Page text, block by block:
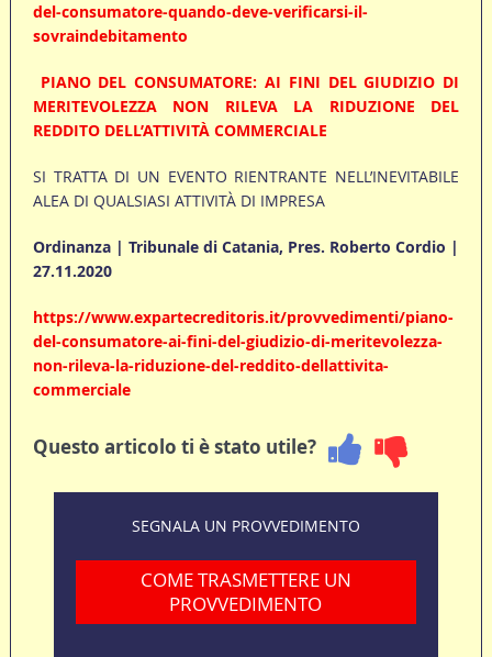
del-consumatore-quando-deve-verificarsi-il-
sovraindebitamento
PIANO DEL CONSUMATORE: AI FINI DEL GIUDIZIO DI
MERITEVOLEZZA NON RILEVA LA RIDUZIONE DEL
REDDITO DELL’ATTIVITÀ COMMERCIALE
SI TRATTA DI UN EVENTO RIENTRANTE NELL’INEVITABILE
ALEA DI QUALSIASI ATTIVITÀ DI IMPRESA
Ordinanza | Tribunale di Catania, Pres. Roberto Cordio |
27.11.2020
https://www.expartecreditoris.it/provvedimenti/piano-
del-consumatore-ai-fini-del-giudizio-di-meritevolezza-
non-rileva-la-riduzione-del-reddito-dellattivita-
commerciale
Questo articolo ti è stato utile?
SEGNALA UN PROVVEDIMENTO
COME TRASMETTERE UN
PROVVEDIMENTO